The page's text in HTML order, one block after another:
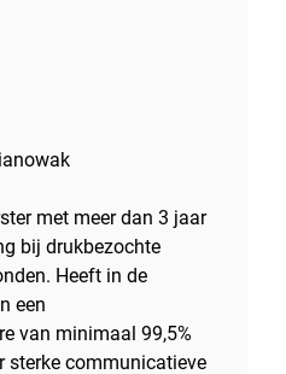
met meer dan 3 jaar
bij drukbezochte
Heeft in de
een
van minimaal 99,5%
sterke communicatieve